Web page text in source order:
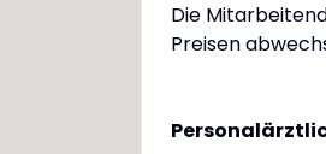
Die
Preisen